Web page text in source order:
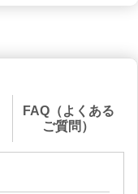
FAQ（よくある
ご質問）